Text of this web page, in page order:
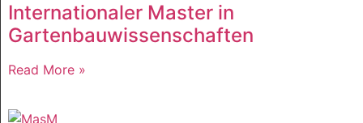
Internationaler Master in
Gartenbauwissenschaften
Read More »